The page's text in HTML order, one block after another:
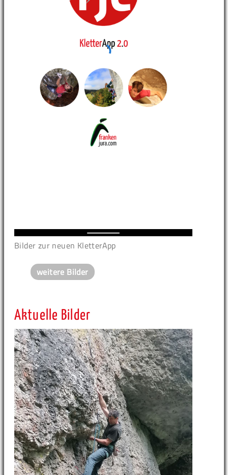
Bilder zur neuen KletterApp
weitere Bilder
Aktuelle Bilder